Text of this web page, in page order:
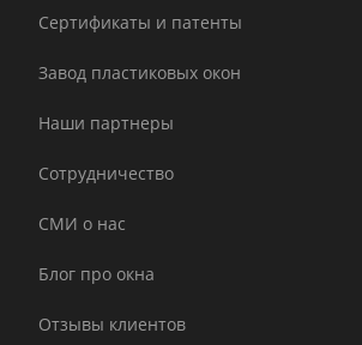
Сертификаты и патенты
Завод пластиковых окон
Наши партнеры
Сотрудничество
СМИ о нас
Блог про окна
Отзывы клиентов